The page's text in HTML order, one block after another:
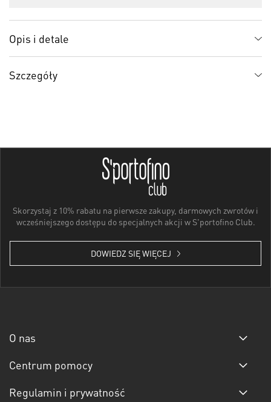
Opis i detale
Szczegóły
Skorzystaj z 10% rabatu na pierwsze zakupy, darmowych zwrotów i
wcześniejszego dostępu do specjalnych akcji w S'portofino Club.
DOWIEDZ SIĘ WIĘCEJ
O nas
Centrum pomocy
Regulamin i prywatność